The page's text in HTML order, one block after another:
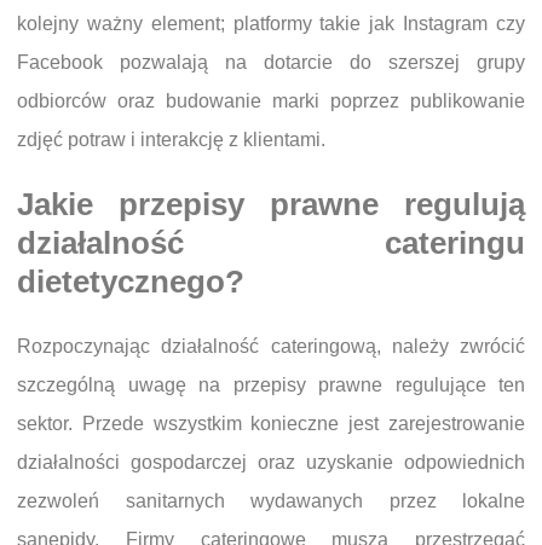
kolejny ważny element; platformy takie jak Instagram czy
Facebook pozwalają na dotarcie do szerszej grupy
odbiorców oraz budowanie marki poprzez publikowanie
zdjęć potraw i interakcję z klientami.
Jakie przepisy prawne regulują
działalność cateringu
dietetycznego?
Rozpoczynając działalność cateringową, należy zwrócić
szczególną uwagę na przepisy prawne regulujące ten
sektor. Przede wszystkim konieczne jest zarejestrowanie
działalności gospodarczej oraz uzyskanie odpowiednich
zezwoleń sanitarnych wydawanych przez lokalne
sanepidy. Firmy cateringowe muszą przestrzegać